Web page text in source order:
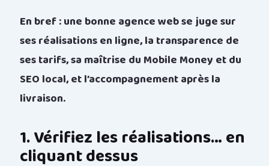
En bref : une bonne agence web se juge sur
ses réalisations en ligne, la transparence de
ses tarifs, sa maîtrise du Mobile Money et du
SEO local, et l’accompagnement après la
livraison.
1. Vérifiez les réalisations… en
cliquant dessus